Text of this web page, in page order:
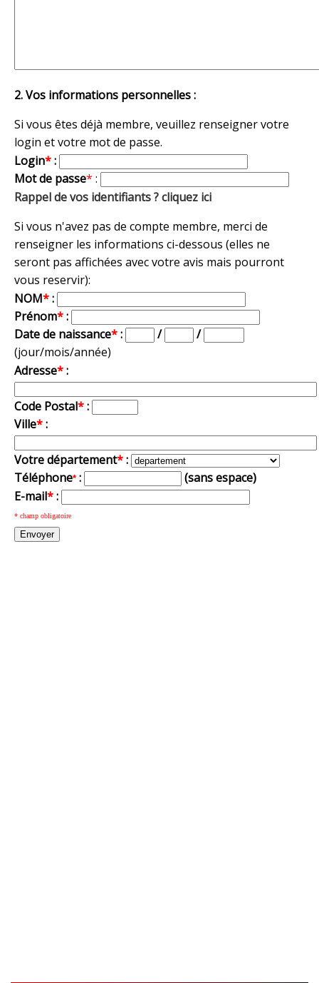
2. Vos informations personnelles :
Si vous êtes déjà membre, veuillez renseigner votre
login et votre mot de passe.
Login*:
Mot de passe* :
Rappel de vos identifiants ? cliquez ici
Si vous n'avez pas de compte membre, merci de
renseigner les informations ci-dessous (elles ne
seront pas affichées avec votre avis mais pourront
vous reservir):
NOM*:
Prénom*:
Date de naissance*: /
/
(jour/mois/année)
Adresse*:
Code Postal*:
Ville*:
Votre département*:
Téléphone* :
(sans espace)
E-mail*:
* champ obligatoire